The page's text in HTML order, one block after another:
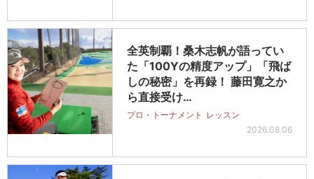
全英制覇！桑木志帆が語ってい
た「100Yの精度アップ」「飛ば
しの秘密」を再録！ 藤田寛之か
ら直接受け…
プロ・トーナメント レッスン
2026.08.06